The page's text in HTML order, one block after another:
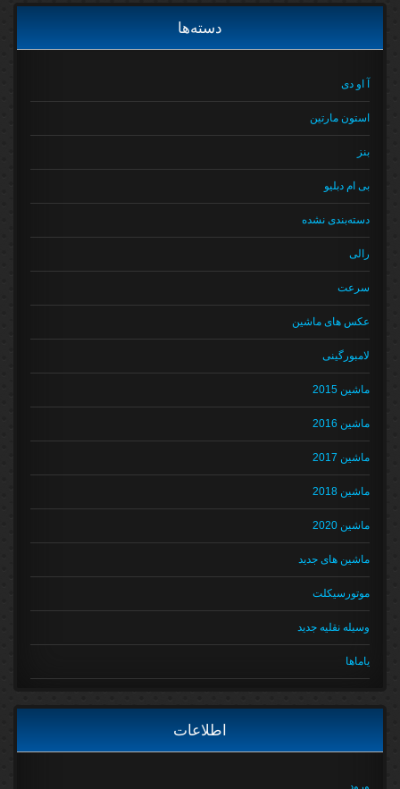
دسته‌ها
آ او دی
استون مارتین
بی ام دبلیو
دسته‌بندی نشده
رالی
سرعت
عکس های ماشین
لامبورگینی
ماشین 2015
ماشین 2016
ماشین 2017
ماشین 2018
ماشین 2020
ماشین های جدید
موتورسیکلت
وسیله نقلیه جدید
یاماها
اطلاعات
ورود